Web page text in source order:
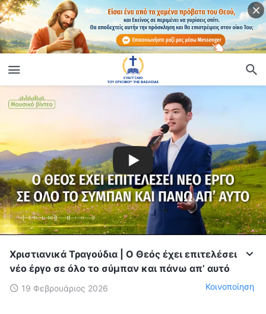
Χριστιανικά Τραγούδια | Ο Θεός έχει επιτελέσει
νέο έργο σε όλο το σύμπαν και πάνω απ’ αυτό
19 Φεβρουάριος 2026 Κοινοποίηση